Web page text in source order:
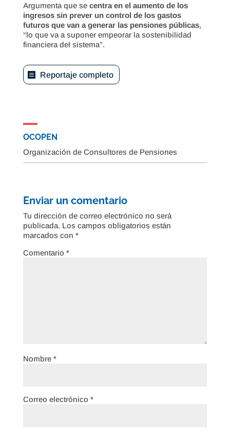
Argumenta que se centra en el aumento de los
ingresos sin prever un control de los gastos
futuros que van a generar las pensiones públicas,
“lo que va a suponer empeorar la sostenibilidad
financiera del sistema”.
Reportaje completo
OCOPEN
Organización de Consultores de Pensiones
Enviar un comentario
Tu dirección de correo electrónico no será
publicada. Los campos obligatorios están
marcados con *
Comentario *
Nombre *
Correo electrónico *